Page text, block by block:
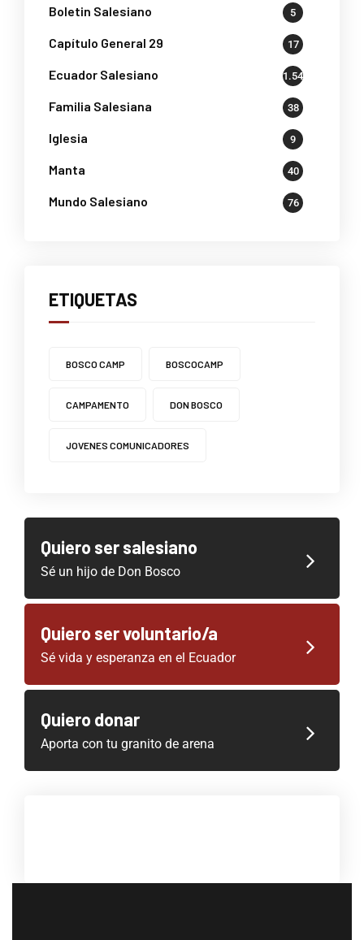
Boletin Salesiano 5
Capítulo General 29 17
Ecuador Salesiano 1.541
Familia Salesiana 38
Iglesia 9
Manta 40
Mundo Salesiano 76
ETIQUETAS
BOSCO CAMP BOSCOCAMP
CAMPAMENTO DON BOSCO
JOVENES COMUNICADORES
Quiero ser salesiano
Sé un hijo de Don Bosco
Quiero ser voluntario/a
Sé vida y esperanza en el Ecuador
Quiero donar
Aporta con tu granito de arena